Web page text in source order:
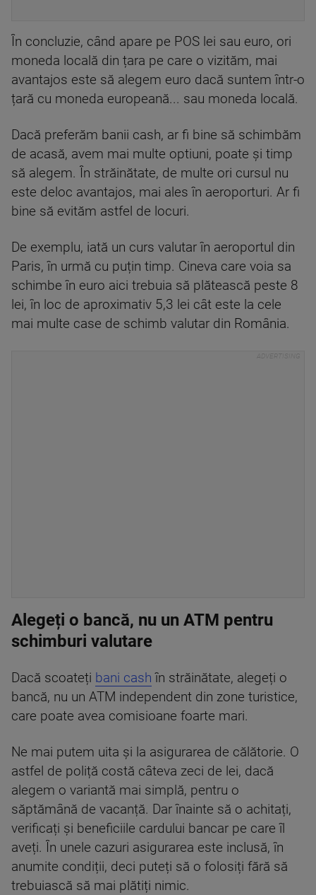
În concluzie, când apare pe POS lei sau euro, ori
moneda locală din țara pe care o vizităm, mai
avantajos este să alegem euro dacă suntem într-o
țară cu moneda europeană... sau moneda locală.
Dacă preferăm banii cash, ar fi bine să schimbăm
de acasă, avem mai multe optiuni, poate și timp
să alegem. În străinătate, de multe ori cursul nu
este deloc avantajos, mai ales în aeroporturi. Ar fi
bine să evităm astfel de locuri.
De exemplu, iată un curs valutar în aeroportul din
Paris, în urmă cu puțin timp. Cineva care voia sa
schimbe în euro aici trebuia să plătească peste 8
lei, în loc de aproximativ 5,3 lei cât este la cele
mai multe case de schimb valutar din România.
Alegeți o bancă, nu un ATM pentru
schimburi valutare
Dacă scoateți bani cash în străinătate, alegeți o
bancă, nu un ATM independent din zone turistice,
care poate avea comisioane foarte mari.
Ne mai putem uita și la asigurarea de călătorie. O
astfel de poliță costă câteva zeci de lei, dacă
alegem o variantă mai simplă, pentru o
săptămână de vacanță. Dar înainte să o achitați,
verificați și beneficiile cardului bancar pe care îl
aveți. În unele cazuri asigurarea este inclusă, în
anumite condiții, deci puteți să o folosiți fără să
trebuiască să mai plătiți nimic.